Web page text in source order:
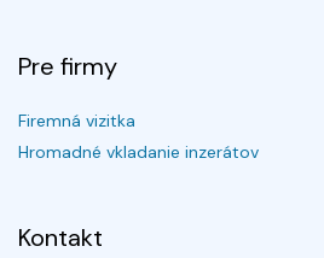
Pre firmy
Firemná vizitka
Hromadné vkladanie inzerátov
Kontakt